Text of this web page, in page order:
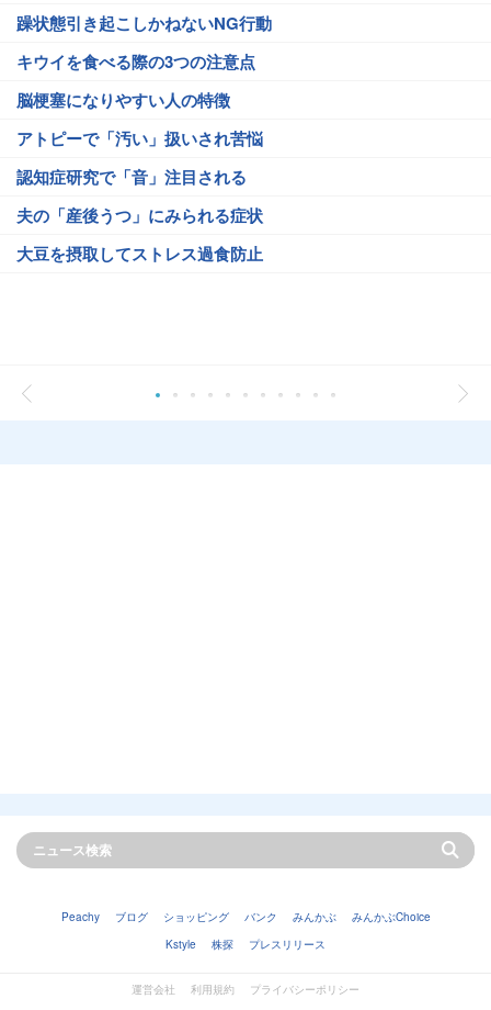
躁状態引き起こしかねないNG行動
キウイを食べる際の3つの注意点
脳梗塞になりやすい人の特徴
アトピーで「汚い」扱いされ苦悩
認知症研究で「音」注目される
夫の「産後うつ」にみられる症状
大豆を摂取してストレス過食防止
Peachy ブログ ショッピング バンク みんかぶ
みんかぶChoice
Kstyle
株探 プレスリリース
運営会社 利用規約
プライバシーポリシー